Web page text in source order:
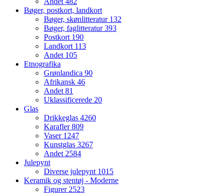
Bøger, postkort, landkort
Bøger, skønlitteratur 132
Bøger, faglitteratur393
Postkort 190
Landkort 113
Andet 105
Etnografika
Grønlandica 90
Afrikansk 46
Andet 81
Uklassificerede 20
Glas
Drikkeglas 4260
Karafler809
Vaser 1247
Kunstglas 3267
Andet 2584
Julepynt
Diverse julepynt 1015
Keramik og stentøj - Moderne
Figurer 2523